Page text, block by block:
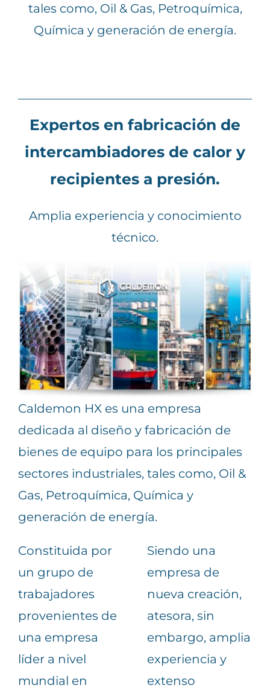
tales como, Oil & Gas, Petroquímica,
Química y generación de energía.
Expertos en fabricación de
intercambiadores de calor y
recipientes a presión.
Amplia experiencia y conocimiento
técnico.
Caldemon HX es una empresa
dedicada al diseño y fabricación de
bienes de equipo para los principales
sectores industriales, tales como, Oil &
Gas, Petroquímica, Química y
generación de energía.
Constituida por
un grupo de
trabajadores
provenientes de
una empresa
líder a nivel
mundial en
Siendo una
empresa de
nueva creación,
atesora, sin
embargo, amplia
experiencia y
extenso